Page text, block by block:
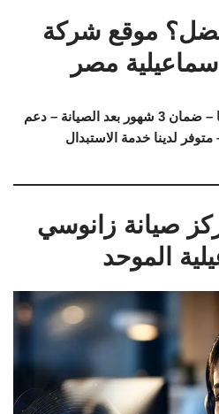
موقع شركة
مصر
قطع غيار اصلية متوفرة دائما – ضمان 3 شهور بعد الصيانة – دعم
صيانة زانوسي
الموحد